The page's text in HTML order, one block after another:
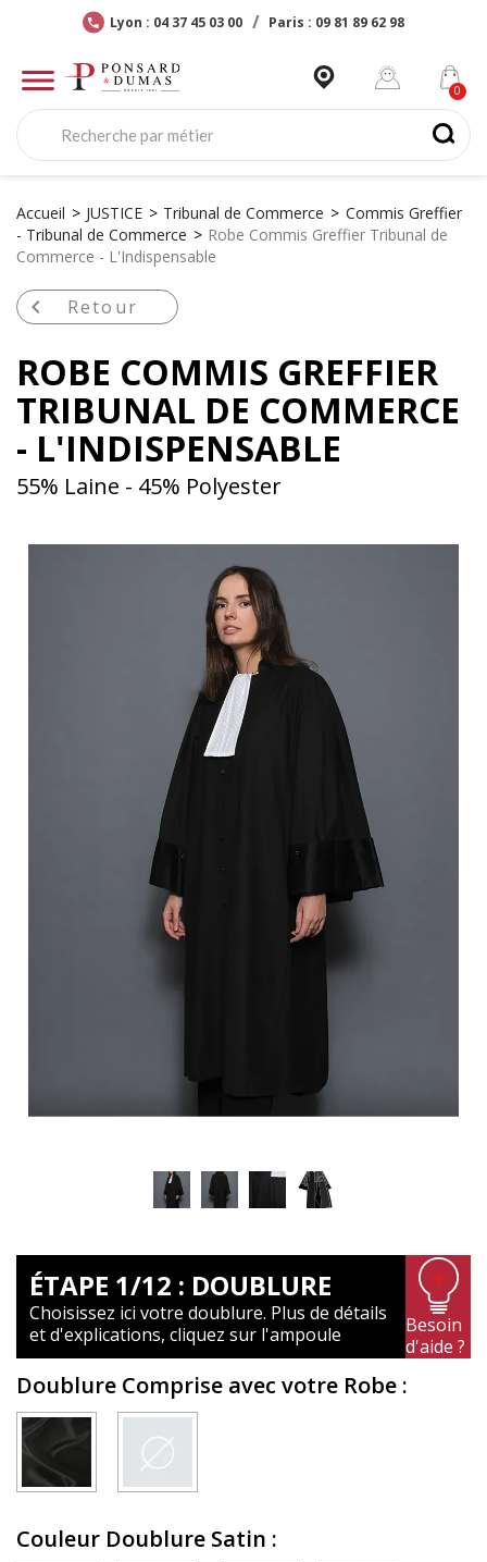
Lyon : 04 37 45 03 00 Paris : 09 81 89 62 98
Accueil JUSTICE Tribunal de Commerce
Commis Greffier
- Tribunal de Commerce
Robe Commis Greffier Tribunal de
Commerce - L'Indispensable
 Retour
ROBE COMMIS GREFFIER
TRIBUNAL DE COMMERCE
- L'INDISPENSABLE
55% Laine - 45% Polyester
ÉTAPE 1/12 : DOUBLURE
Choisissez ici votre doublure. Plus de détails
et d'explications, cliquez sur l'ampoule
Besoin
d'aide ?
Doublure Comprise avec votre Robe :
Couleur Doublure Satin :